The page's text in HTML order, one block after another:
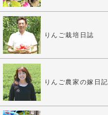
りんご栽培日誌
りんご農家の嫁日記